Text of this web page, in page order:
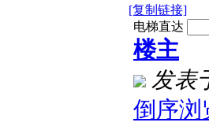
[复制链接]
电梯直达
楼主
发表
倒序浏